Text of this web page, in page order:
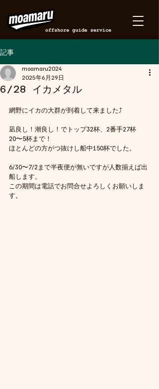
記事
6/28 イカメタル
moamaru2024
2025年6月29日
網野にイカの大群が到着して来ました⤴️
凪良し！潮良し！でトップ32杯、2番手27杯
20〜5杯まで！
ほとんどの方がつ抜けし船中150杯でした。
6/30〜7/2まで半夜便が無いですが人数揃えば出
船します。
この期間は電話でお問合せよろしくお願いしま
す。